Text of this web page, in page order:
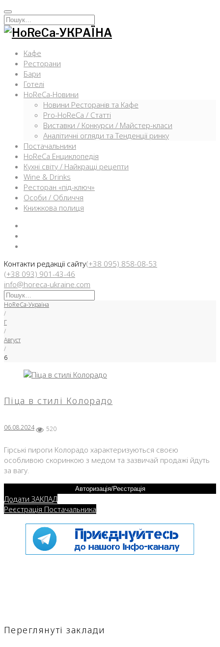
Перейти
к
содержимому
Искать:
Кафе
Ресторани
Бари
Готелі
HoReCa-Новини
Новини Ресторанів та Кафе
Pro-HoReCa / Статті
Виставки / Конкурси / Майстер-класи
Аналітичні огляди та Тенденції ринку
Постачальники
HoReCa Енциклопедія
Кухні світу / Найкращі рецепти
Wine & Drinks
Ресторан «під-ключ»
Особи / Обличчя
Книжкова полиця
Контакти редакції сайту(+38 095) 858-08-53
(+38 093) 901-43-46
info@horeca-ukraine.com
Искать:
HoReCa-Україна
/
Г
/
Август
/
6
День:
06.08.2024
Піца в стилі Колорадо
06.08.2024 520
Гірські пироги Колорадо характеризуються своєю
особливою скоринкою з медом та зазвичай продажі йдуть
за вагу.
Авторизація/Реєстрація
Додати ЗАКЛАД
Реєстрація Постачальника
Переглянуті заклади